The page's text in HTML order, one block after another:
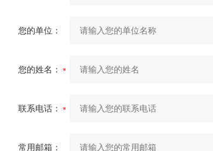
您的单位：
您的姓名：
联系电话：
常用邮箱：